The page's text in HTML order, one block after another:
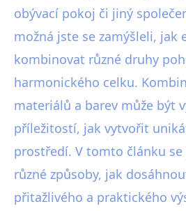
obývací pokoj či jiný
možná jste se zamýšleli, jak
kombinovat různé druhy
harmonického celku.
materiálů a barev může být
příležitostí, jak vytvořit
prostředí. V tomto článku se
různé způsoby, jak
přitažlivého a praktického